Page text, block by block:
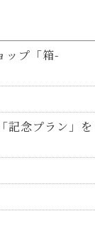
ップ「箱-
記念プラン」を